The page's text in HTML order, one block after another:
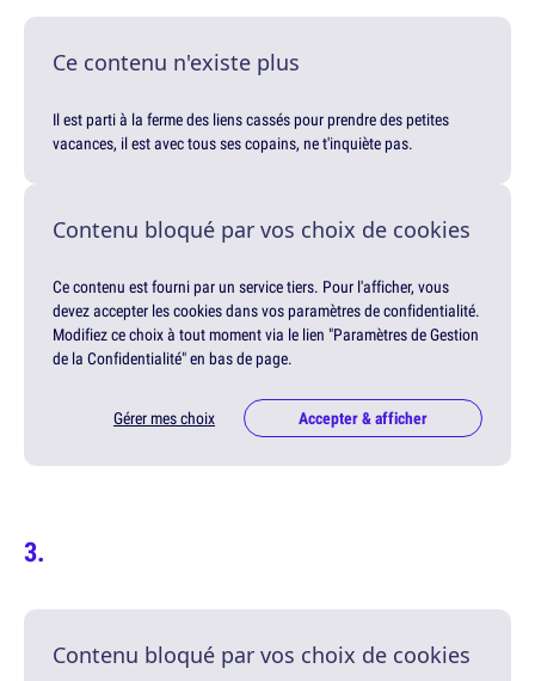
Ce contenu n'existe plus
Il est parti à la ferme des liens cassés pour prendre des petites
vacances, il est avec tous ses copains, ne t'inquiète pas.
Contenu bloqué par vos choix de cookies
Ce contenu est fourni par un service tiers. Pour l'afficher, vous
devez accepter les cookies dans vos paramètres de confidentialité.
Modifiez ce choix à tout moment via le lien "Paramètres de Gestion
de la Confidentialité" en bas de page.
Gérer mes choix Accepter & afficher
Contenu bloqué par vos choix de cookies